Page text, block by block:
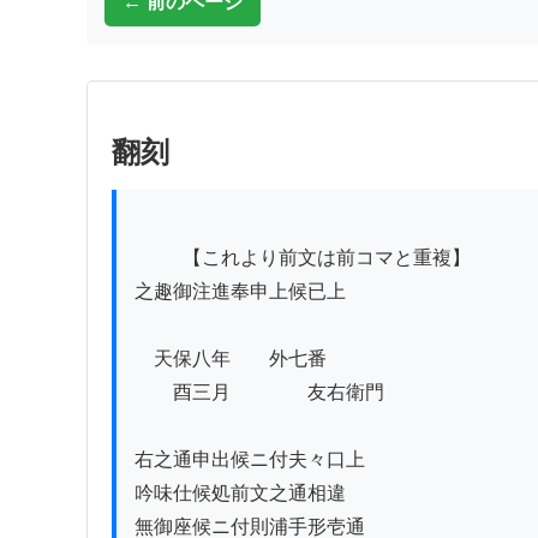
翻刻
之趣御注進奉申上候已上
天保八年　　外七番
酉三月　　　　友右衛門
右之通申出候ニ付夫々口上
吟味仕候処前文之通相違
無御座候ニ付則浦手形壱通